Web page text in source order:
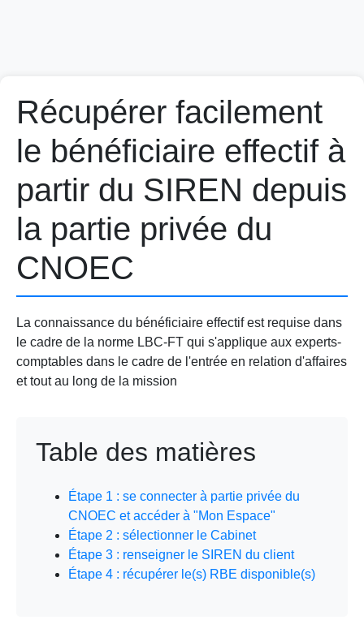
Récupérer facilement
le bénéficiaire effectif à
partir du SIREN depuis
la partie privée du
CNOEC
La connaissance du bénéficiaire effectif est requise dans
le cadre de la norme LBC-FT qui s'applique aux experts-
comptables dans le cadre de l'entrée en relation d'affaires
et tout au long de la mission
Table des matières
Étape 1 : se connecter à partie privée du
CNOEC et accéder à "Mon Espace"
Étape 2 : sélectionner le Cabinet
Étape 3 : renseigner le SIREN du client
Étape 4 : récupérer le(s) RBE disponible(s)